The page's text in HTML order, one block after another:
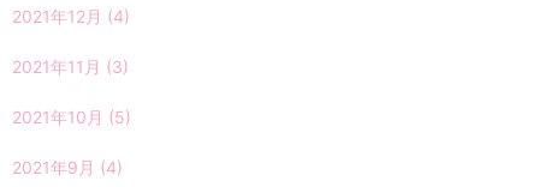
2021年12月 (4)
2021年11月 (3)
2021年10月 (5)
2021年9月 (4)